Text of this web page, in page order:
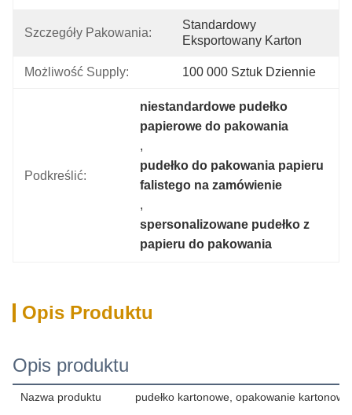
Szczegóły Pakowania:
Standardowy
Eksportowany Karton
Możliwość Supply: 100 000 Sztuk Dziennie
Podkreślić:
niestandardowe pudełko
papierowe do pakowania
,
pudełko do pakowania papieru
falistego na zamówienie
,
spersonalizowane pudełko z
papieru do pakowania
Opis Produktu
Opis produktu
Nazwa produktu pudełko kartonowe, opakowanie